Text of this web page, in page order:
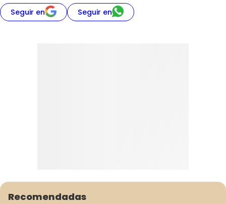
Seguir en Seguir en
Recomendadas